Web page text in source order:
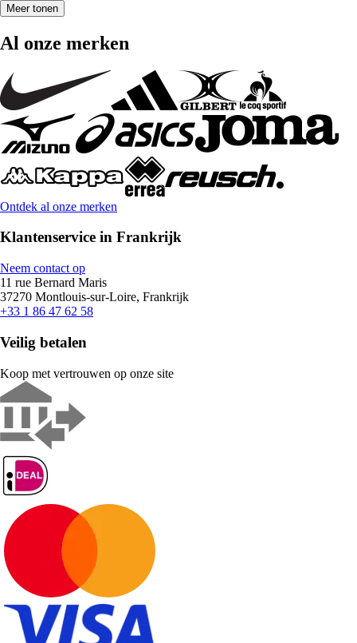
Meer tonen
Al onze merken
Ontdek al onze merken
Klantenservice in Frankrijk
Neem contact op
11 rue Bernard Maris
37270 Montlouis-sur-Loire, Frankrijk
+33 1 86 47 62 58
Veilig betalen
Koop met vertrouwen op onze site